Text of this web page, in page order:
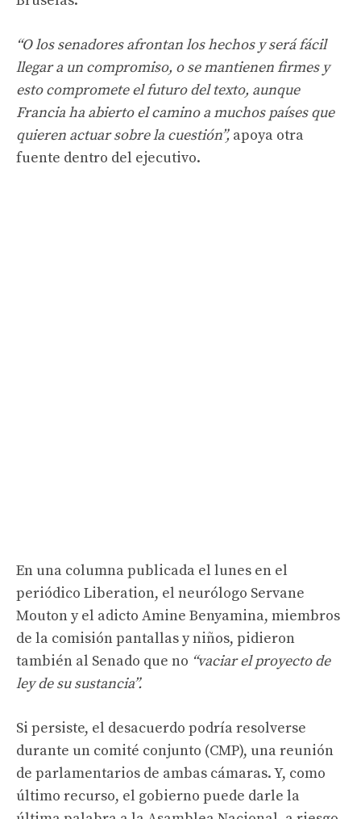
“O los senadores afrontan los hechos y será fácil
llegar a un compromiso, o se mantienen firmes y
esto compromete el futuro del texto, aunque
Francia ha abierto el camino a muchos países que
quieren actuar sobre la cuestión”, apoya otra
fuente dentro del ejecutivo.
En una columna publicada el lunes en el
periódico Liberation, el neurólogo Servane
Mouton y el adicto Amine Benyamina, miembros
de la comisión pantallas y niños, pidieron
también al Senado que no “vaciar el proyecto de
ley de su sustancia”.
Si persiste, el desacuerdo podría resolverse
durante un comité conjunto (CMP), una reunión
de parlamentarios de ambas cámaras. Y, como
último recurso, el gobierno puede darle la